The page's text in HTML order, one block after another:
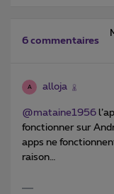
6 commentaires
A alloja
@mataine1956
fonctionner sur
apps ne
raison…